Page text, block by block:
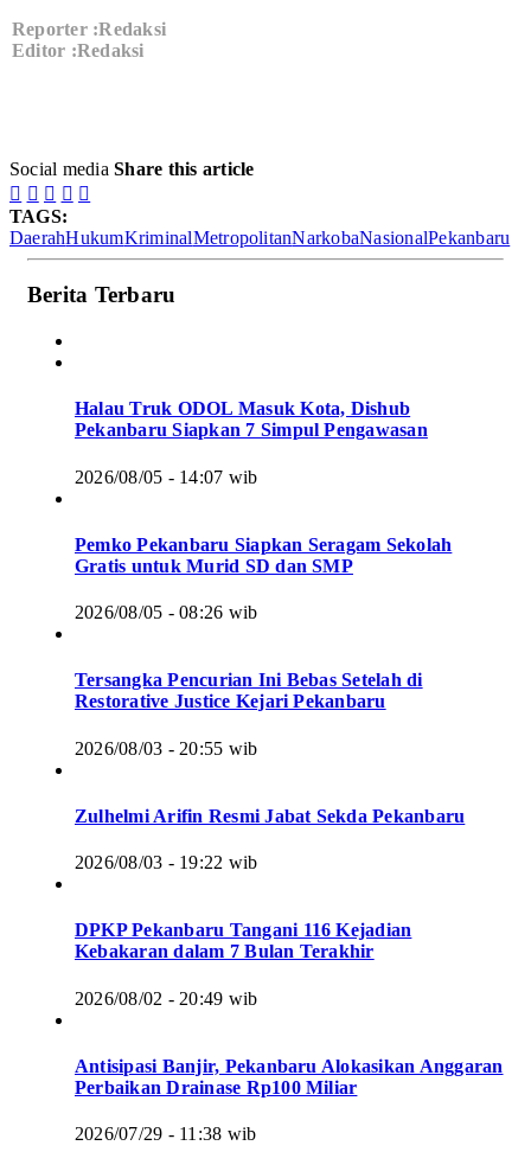
Reporter :Redaksi
Editor :Redaksi
Social media Share this article
    
TAGS:
DaerahHukumKriminalMetropolitanNarkobaNasionalPekanbaru
Berita Terbaru
Halau Truk ODOL Masuk Kota, Dishub
Pekanbaru Siapkan 7 Simpul Pengawasan
2026/08/05 - 14:07 wib
Pemko Pekanbaru Siapkan Seragam Sekolah
Gratis untuk Murid SD dan SMP
2026/08/05 - 08:26 wib
Tersangka Pencurian Ini Bebas Setelah di
Restorative Justice Kejari Pekanbaru
2026/08/03 - 20:55 wib
Zulhelmi Arifin Resmi Jabat Sekda Pekanbaru
2026/08/03 - 19:22 wib
DPKP Pekanbaru Tangani 116 Kejadian
Kebakaran dalam 7 Bulan Terakhir
2026/08/02 - 20:49 wib
Antisipasi Banjir, Pekanbaru Alokasikan Anggaran
Perbaikan Drainase Rp100 Miliar
2026/07/29 - 11:38 wib